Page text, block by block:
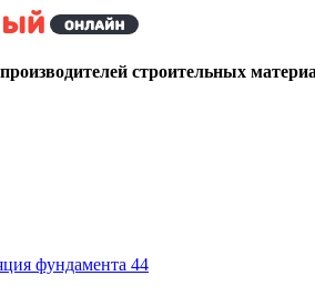
строительных
фундамента 44